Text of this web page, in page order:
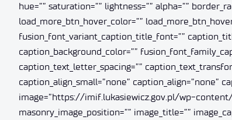
hue=”” saturation=”” lightness=”” alpha=””
load_more_btn_hover_color=””
fusion_font_variant_caption_title_font=””
caption_background_color=””
caption_text_letter_spacing=””
caption_align_small=”none” caption_align=”none”
image=”https://imif.lukasiewicz.gov.pl/wp-content/
masonry_image_position=”” image_title=””